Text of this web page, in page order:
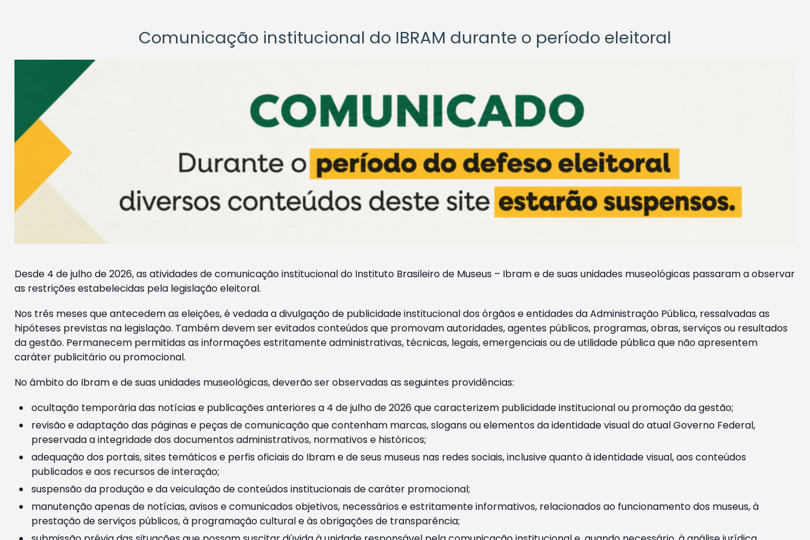
Comunicação institucional do IBRAM durante o período eleitoral
Desde 4 de julho de 2026, as atividades de comunicação institucional do Instituto Brasileiro de Museus – Ibram e de suas unidades museológicas passaram a observar
as restrições estabelecidas pela legislação eleitoral.
Nos três meses que antecedem as eleições, é vedada a divulgação de publicidade institucional dos órgãos e entidades da Administração Pública, ressalvadas as
hipóteses previstas na legislação. Também devem ser evitados conteúdos que promovam autoridades, agentes públicos, programas, obras, serviços ou resultados
da gestão. Permanecem permitidas as informações estritamente administrativas, técnicas, legais, emergenciais ou de utilidade pública que não apresentem
caráter publicitário ou promocional.
No âmbito do Ibram e de suas unidades museológicas, deverão ser observadas as seguintes providências:
ocultação temporária das notícias e publicações anteriores a 4 de julho de 2026 que caracterizem publicidade institucional ou promoção da gestão;
revisão e adaptação das páginas e peças de comunicação que contenham marcas, slogans ou elementos da identidade visual do atual Governo Federal,
preservada a integridade dos documentos administrativos, normativos e históricos;
adequação dos portais, sites temáticos e perfis oficiais do Ibram e de seus museus nas redes sociais, inclusive quanto à identidade visual, aos conteúdos
publicados e aos recursos de interação;
suspensão da produção e da veiculação de conteúdos institucionais de caráter promocional;
manutenção apenas de notícias, avisos e comunicados objetivos, necessários e estritamente informativos, relacionados ao funcionamento dos museus, à
prestação de serviços públicos, à programação cultural e às obrigações de transparência;